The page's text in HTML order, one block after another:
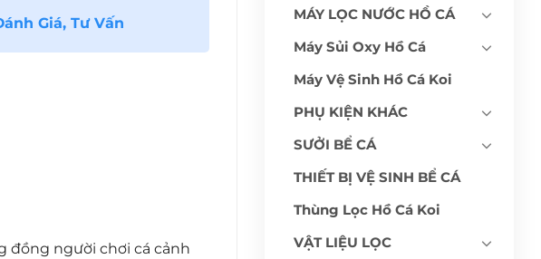
Giá, Tư Vấn
đồng người chơi cá cảnh
MÁY LỌC NƯỚC HỒ CÁ
Máy Sủi Oxy Hồ Cá
Máy Vệ Sinh Hồ Cá Koi
PHỤ KIỆN KHÁC
SƯỞI BỂ CÁ
THIẾT BỊ VỆ SINH BỂ CÁ
Thùng Lọc Hồ Cá Koi
VẬT LIỆU LỌC